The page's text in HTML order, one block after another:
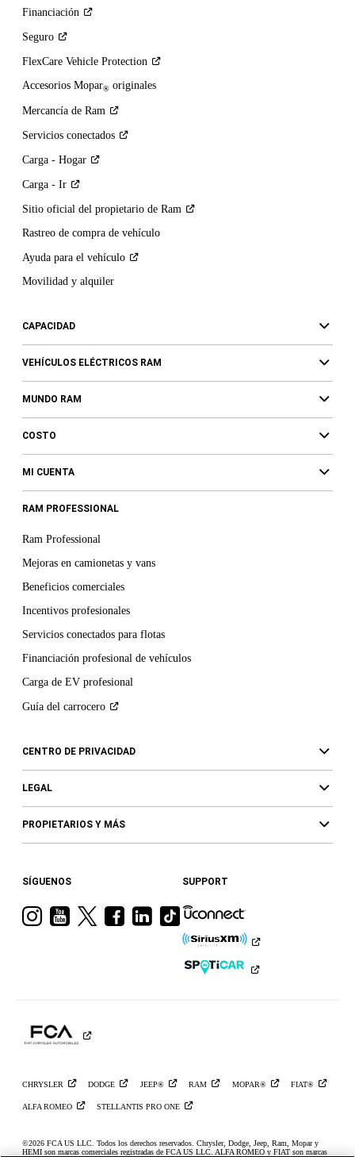
Financiación
Seguro
FlexCare Vehicle Protection
Accesorios Mopar®originales
Mercancía de Ram
Servicios conectados
Carga - Hogar
Carga - Ir
Sitio oficial del propietario de Ram
Rastreo de compra de vehículo
Ayuda para el vehículo
Movilidad y alquiler
CAPACIDAD
VEHÍCULOS ELÉCTRICOS RAM
MUNDO RAM
COSTO
MI CUENTA
RAM PROFESSIONAL
Ram Professional
Mejoras en camionetas y vans
Beneficios comerciales
Incentivos profesionales
Servicios conectados para flotas
Financiación profesional de vehículos
Carga de EV profesional
Guía del carrocero
CENTRO DE PRIVACIDAD
LEGAL
PROPIETARIOS Y MÁS
SÍGUENOS
VisitaVisitaVisitaVisitaVisita
Ram
Visita
a
Ram
en
SUPPORT
CHRYSLER DODGE JEEP® RAM MOPAR® FIAT®
ALFA ROMEO STELLANTIS PROONE
©2026 FCA US LLC. Todos los derechos reservados. Chrysler, Dodge, Jeep, Ram, Mopar y
HEMI son marcas comerciales registradas de FCA US LLC. ALFA ROMEO y FIAT son marcas